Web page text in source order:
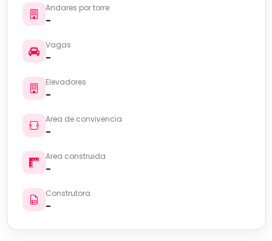
Andares por torre
-
Vagas
-
Elevadores
-
Area de convivencia
-
Area construida
-
Construtora
-